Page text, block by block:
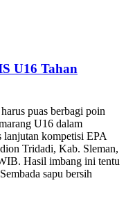
U16 Tahan
puas berbagi poin
U16 dalam
lanjutan kompetisi EPA
Tridadi, Kab. Sleman,
Hasil imbang ini tentu
sapu bersih